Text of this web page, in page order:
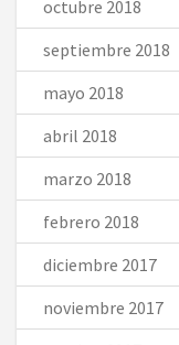
octubre 2018
septiembre 2018
mayo 2018
abril 2018
marzo 2018
febrero 2018
diciembre 2017
noviembre 2017